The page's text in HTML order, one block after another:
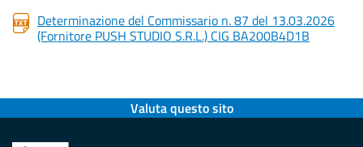
Determinazione del Commissario n. 87 del 13.03.2026
(Fornitore PUSH STUDIO S.R.L.) CIG BA200B4D1B
Valuta questo sito